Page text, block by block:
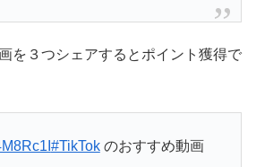
を３つシェアするとポイント獲得で
#TikTokのおすすめ動画